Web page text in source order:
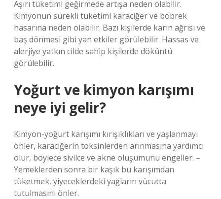
Aşırı tüketimi geğirmede artışa neden olabilir.
Kimyonun sürekli tüketimi karaciğer ve böbrek
hasarına neden olabilir. Bazı kişilerde karın ağrısı ve
baş dönmesi gibi yan etkiler görülebilir. Hassas ve
alerjiye yatkın cilde sahip kişilerde döküntü
görülebilir.
Yoğurt ve kimyon karışımı
neye iyi gelir?
Kimyon-yoğurt karışımı kırışıklıkları ve yaşlanmayı
önler, karaciğerin toksinlerden arınmasına yardımcı
olur, böylece sivilce ve akne oluşumunu engeller. –
Yemeklerden sonra bir kaşık bu karışımdan
tüketmek, yiyeceklerdeki yağların vücutta
tutulmasını önler.